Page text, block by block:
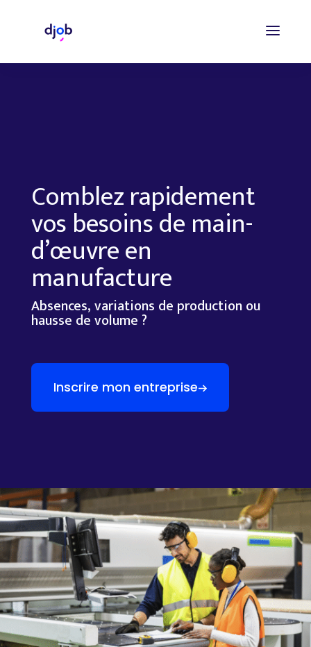
Comblez rapidement
vos besoins de main-
d’œuvre en
manufacture
Absences, variations de production ou
hausse de volume ?
Inscrire mon entreprise